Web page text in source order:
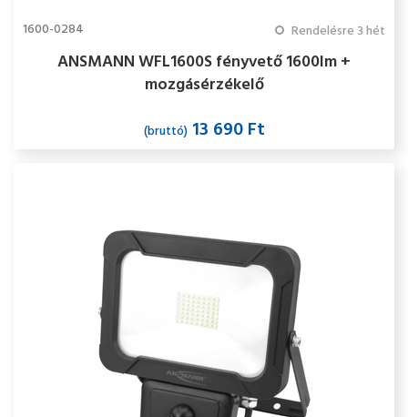
1600-0284 Rendelésre 3 hét
ANSMANN WFL1600S fényvető 1600lm +
mozgásérzékelő
(bruttó)13 690 Ft